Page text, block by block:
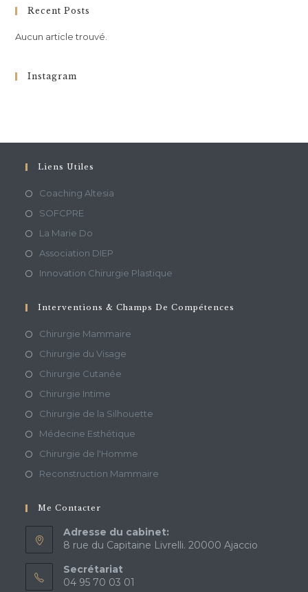
Recent Posts
Aucun article trouvé.
Instagram
Liens Utiles
Coaching Altesia
SOFCPRE
La Marie Do
Association DIEP
Innovation Chirurgie Plastique
Interventions & Champs De Compétences
Chirurgie Mammaire
Chirurgie du Visage
Chirurgie Cutanée
Chirurgie Intime
Chirurgie de la Silhouette
Médecine Esthétique
Chirurgie de l'Homme
Reconstruction Mammaire
Me Contacter
Adresse du cabinet:
8 rue du Capitaine Livrelli. 20000 Ajaccio
Secrétariat
04 95 70 03 01